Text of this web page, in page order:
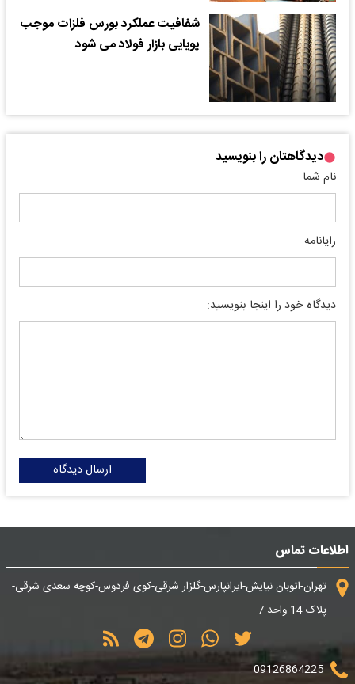
شفافیت عملکرد بورس فلزات موجب
پویایی بازار فولاد می شود
دیدگاهتان را بنویسید
نام شما
رایانامه
دیدگاه خود را اینجا بنویسید:
ارسال دیدگاه
اطلاعات تماس
تهران-اتوبان نیایش-ایرانپارس-گلزار شرقی-کوی فردوس-کوچه سعدی شرقی-
پلاک 14 واحد 7
09126864225